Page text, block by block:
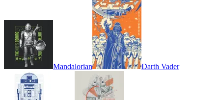
Mandalorian Darth Vader